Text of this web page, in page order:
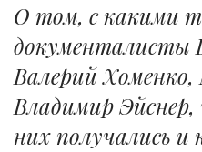
О том, с какими
документалисты
Валерий
Владимир
них получались и